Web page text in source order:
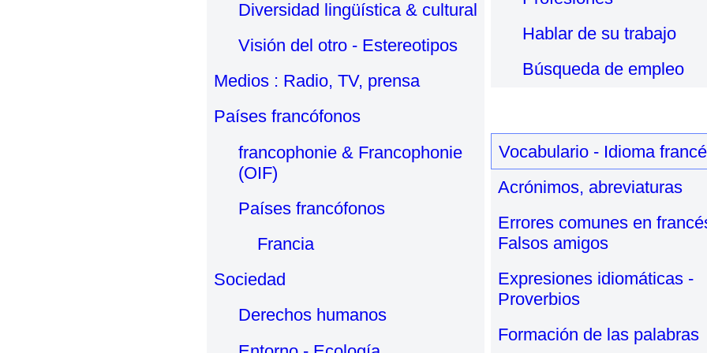
Diversidad lingüística & cultural
Visión del otro - Estereotipos
Medios : Radio, TV, prensa
Países francófonos
francophonie & Francophonie
(OIF)
Países francófonos
Francia
Sociedad
Derechos humanos
Hablar de su trabajo
Búsqueda de empleo
Vocabulario - Idioma
Acrónimos, abreviaturas
Errores comunes en
Falsos amigos
Expresiones idiomáticas -
Proverbios
Formación de las palabras